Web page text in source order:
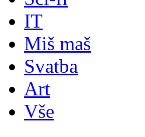
IT
Miš maš
Svatba
Art
Vše